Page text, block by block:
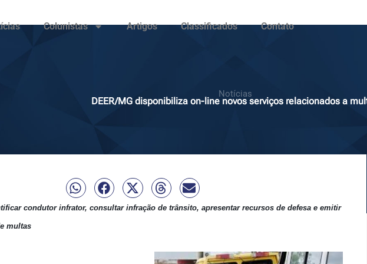
Colunistas Artigos Classificados Contato
Notícias
DEER/MG disponibiliza on-line novos serviços relacionados a
condutor infrator, consultar infração de trânsito, apresentar recursos de defesa e emitir
multas